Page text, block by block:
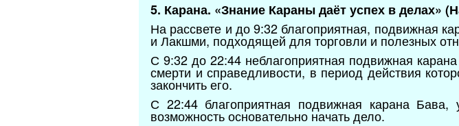
5. Карана. «Знание Караны даёт успех в делах»
На рассвете и до 9:32 благоприятная, подвижная
и Лакшми, подходящей для торговли и полезных
С 9:32 до 22:44 неблагоприятная подвижная
смерти и справедливости, в период действия
закончить его.
С 22:44 благоприятная подвижная карана
возможность основательно начать дело.